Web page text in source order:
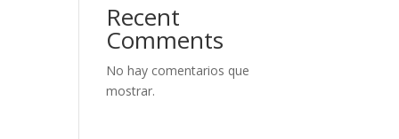
Recent
Comments
No hay comentarios que
mostrar.